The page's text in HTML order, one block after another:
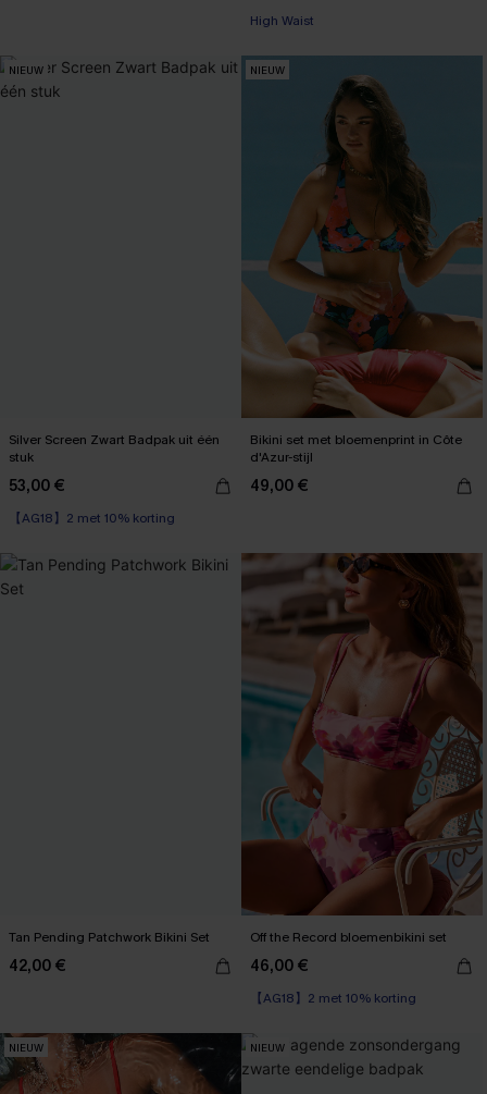
High Waist
NIEUW
Silver Screen Zwart Badpak uit één
stuk
53,00 €
【AG18】2 met 10% korting
NIEUW
Bikini set met bloemenprint in Côte
d'Azur-stijl
49,00 €
Tan Pending Patchwork Bikini Set
42,00 €
Off the Record bloemenbikini set
46,00 €
【AG18】2 met 10% korting
NIEUW NIEUW